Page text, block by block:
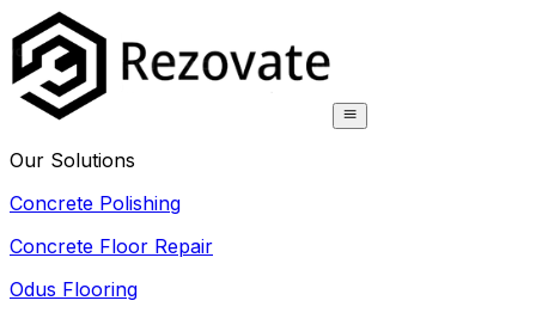
Our Solutions
Concrete Polishing
Concrete Floor Repair
Odus Flooring